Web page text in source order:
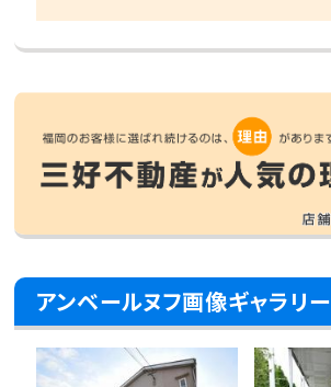
アンベールヌフ画像ギャラリー